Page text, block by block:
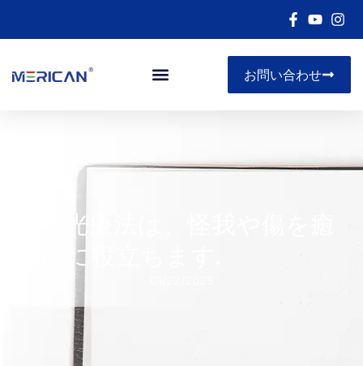
お問い合わせ
赤色光療法は、怪我や傷を癒
すのに役立ちます.